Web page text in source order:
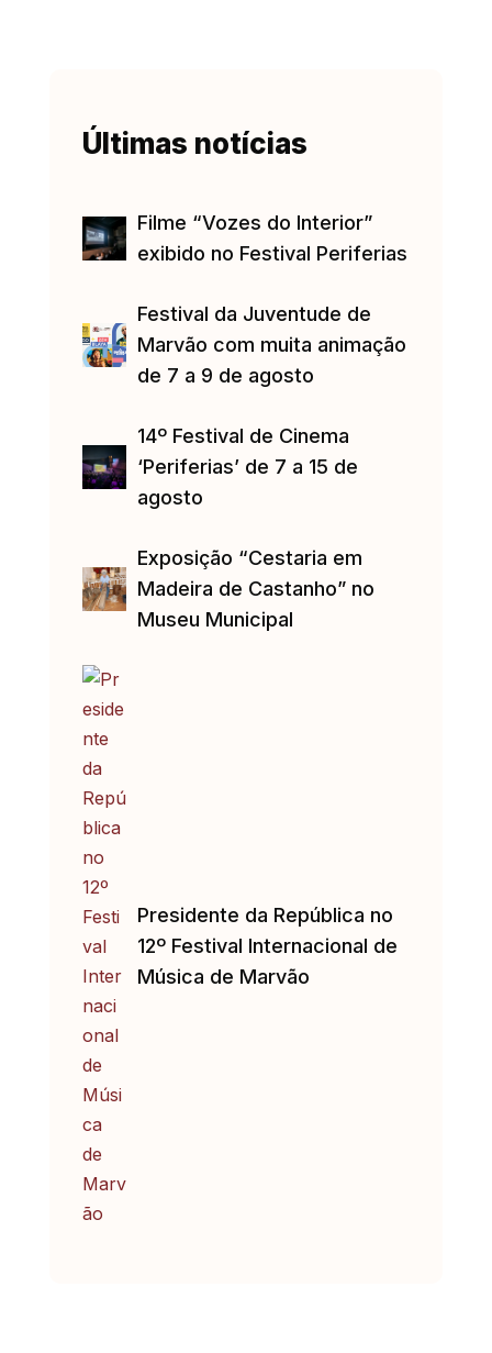
Últimas notícias
Filme “Vozes do Interior”
exibido no Festival Periferias
Festival da Juventude de
Marvão com muita animação
de 7 a 9 de agosto
14º Festival de Cinema
‘Periferias’ de 7 a 15 de
agosto
Exposição “Cestaria em
Madeira de Castanho” no
Museu Municipal
Presidente da República no
12º Festival Internacional de
Música de Marvão